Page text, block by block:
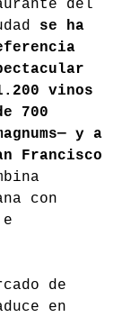
del
se ha
vinos
700
y a
Francisco
con
e
de
en